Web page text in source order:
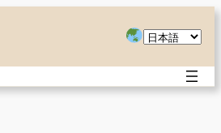
言
を